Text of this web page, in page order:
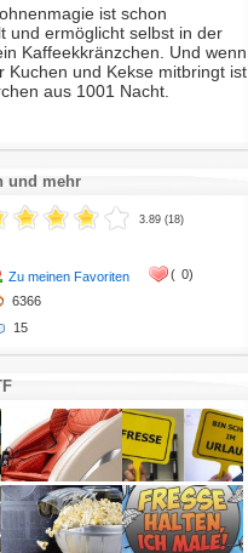
ist schon
und ermöglicht selbst in der
Kaffeekkränzchen. Und wenn
Kuchen und Kekse mitbringt ist
aus 1001 Nacht.
und mehr
3.89 (18)
Zu meinen Favoriten
6366
15
( 0)